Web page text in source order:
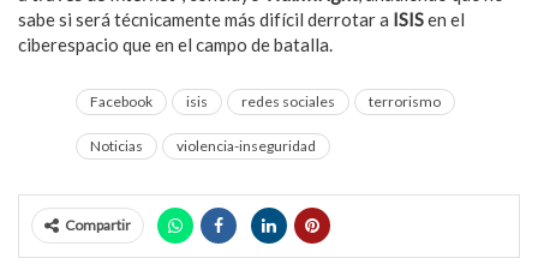
sabe si será técnicamente más difícil derrotar a ISISen el
ciberespacio que en el campo de batalla.
Facebook isis redes sociales terrorismo
Noticias violencia-inseguridad
Compartir